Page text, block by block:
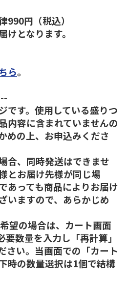
990円（税込）
となります。
ら。
です。使用している盛りつ
内容に含まれていませんの
めの上、お申込みくださ
合、同時発送はできませ
とお届け先様が同じ場
あっても商品によりお届け
いますので、あらかじめ
望の場合は、カート画面
数量を入力し「再計算」
さい。当画面での「カート
時の数量選択は1個で結構